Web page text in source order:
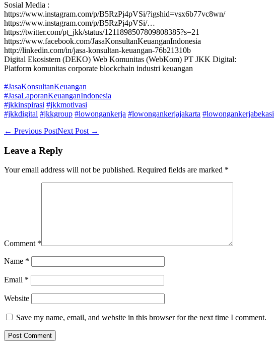
Sosial Media :
https://www.instagram.com/p/B5RzPj4pVSi/?igshid=vsx6b77vc8wn/
https://www.instagram.com/p/B5RzPj4pVSi/…
https://twitter.com/pt_jkk/status/1211898507809808385?s=21
https://www.facebook.com/JasaKonsultanKeuanganIndonesia
http://linkedin.com/in/jasa-konsultan-keuangan-76b21310b
Digital Ekosistem (DEKO) Web Komunitas (WebKom) PT JKK Digital:
Platform komunitas corporate blockchain industri keuangan
#JasaKonsultanKeuangan
#JasaLaporanKeuanganIndonesia
#jkkinspirasi #jkkmotivasi
#jkkdigital #jkkgroup #lowongankerja #lowongankerjajakarta #lowongankerjabekasi
Post
← Previous PostNext Post →
Leave a Reply
Your email address will not be published. Required fields are marked *
Comment *
Name *
Email *
Website
Save my name, email, and website in this browser for the next time I comment.